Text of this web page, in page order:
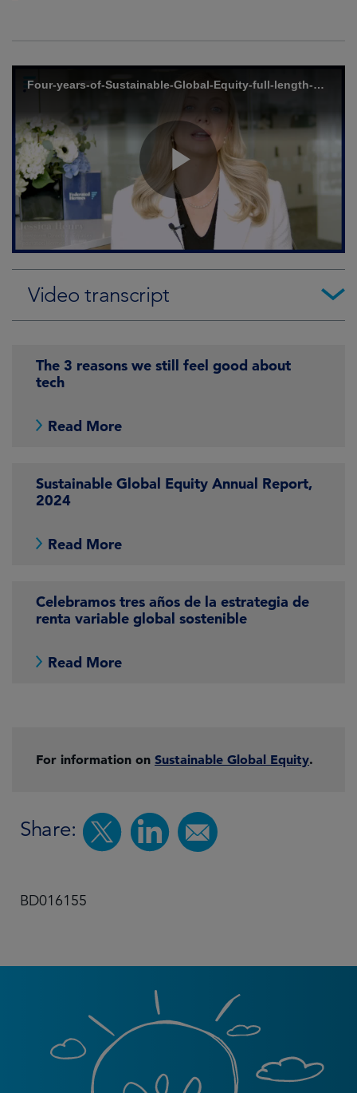
Video transcript
The 3 reasons we still feel good about
tech
Read More
Sustainable Global Equity Annual Report,
2024
Read More
Celebramos tres años de la estrategia de
renta variable global sostenible
Read More
For information on Sustainable Global Equity.
Share:
BD016155